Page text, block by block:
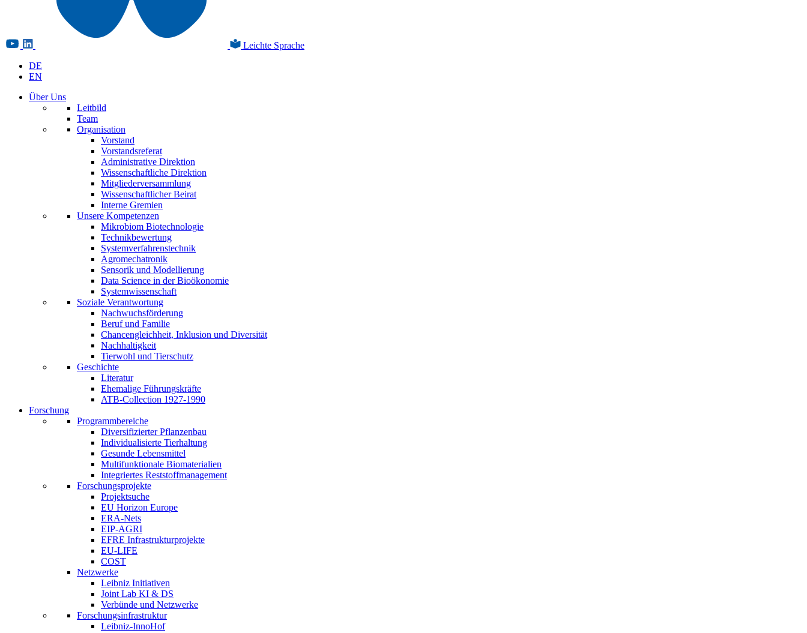
Leichte Sprache
DE
EN
Über Uns
Leitbild
Team
Organisation
Vorstand
Vorstandsreferat
Administrative Direktion
Wissenschaftliche Direktion
Mitgliederversammlung
Wissenschaftlicher Beirat
Interne Gremien
Unsere Kompetenzen
Mikrobiom Biotechnologie
Technikbewertung
Systemverfahrenstechnik
Agromechatronik
Sensorik und Modellierung
Data Science in der Bioökonomie
Systemwissenschaft
Soziale Verantwortung
Nachwuchsförderung
Beruf und Familie
Chancengleichheit, Inklusion und Diversität
Nachhaltigkeit
Tierwohl und Tierschutz
Geschichte
Literatur
Ehemalige Führungskräfte
ATB-Collection 1927-1990
Forschung
Programmbereiche
Diversifizierter Pflanzenbau
Individualisierte Tierhaltung
Gesunde Lebensmittel
Multifunktionale Biomaterialien
Integriertes Reststoffmanagement
Forschungsprojekte
Projektsuche
EU Horizon Europe
ERA-Nets
EIP-AGRI
EFRE Infrastrukturprojekte
EU-LIFE
COST
Netzwerke
Leibniz Initiativen
Joint Lab KI & DS
Verbünde und Netzwerke
Forschungsinfrastruktur
Leibniz-InnoHof